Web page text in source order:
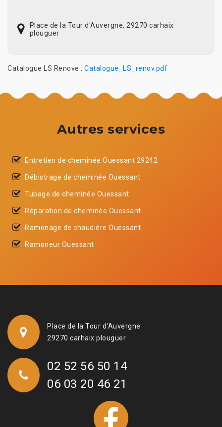
Place de la Tour d'Auvergne, 29270 carhaix
plouguer
Catalogue LS Renove : Catalogue_LS_renov.pdf
Autres services
Entretien de cheminée Ouessant 29242
Débistrage de cheminée Ouessant
Tubage de cheminée Ouessant
Réparation de cheminée Ouessant
Ramonage de chaudière Ouessant
Ramoneur Ouessant
Place de la Tour d'Auvergne
29270 carhaix plouguer
02 52 56 50 14
06 03 20 46 21